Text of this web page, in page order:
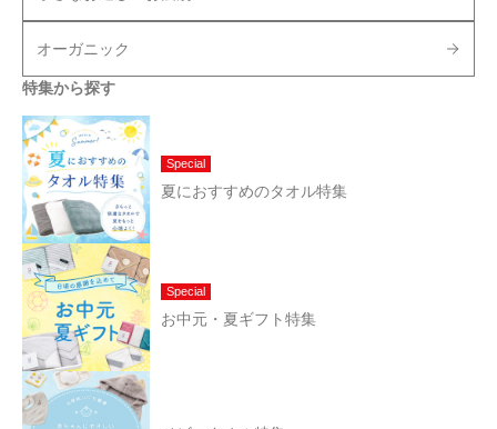
オーガニック
特集から探す
Special
夏におすすめのタオル特集
Special
お中元・夏ギフト特集